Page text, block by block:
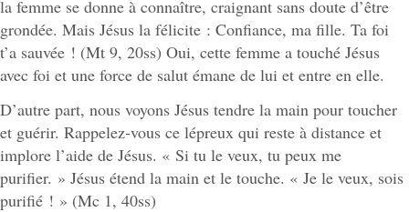
la femme se donne à connaître, craignant sans doute d’être
grondée. Mais Jésus la félicite : Confiance, ma fille. Ta foi
t’a sauvée ! (Mt 9, 20ss) Oui, cette femme a touché Jésus
avec foi et une force de salut émane de lui et entre en elle.
D’autre part, nous voyons Jésus tendre la main pour toucher
et guérir. Rappelez-vous ce lépreux qui reste à distance et
implore l’aide de Jésus. « Si tu le veux, tu peux me
purifier. » Jésus étend la main et le touche. « Je le veux, sois
purifié ! » (Mc 1, 40ss)